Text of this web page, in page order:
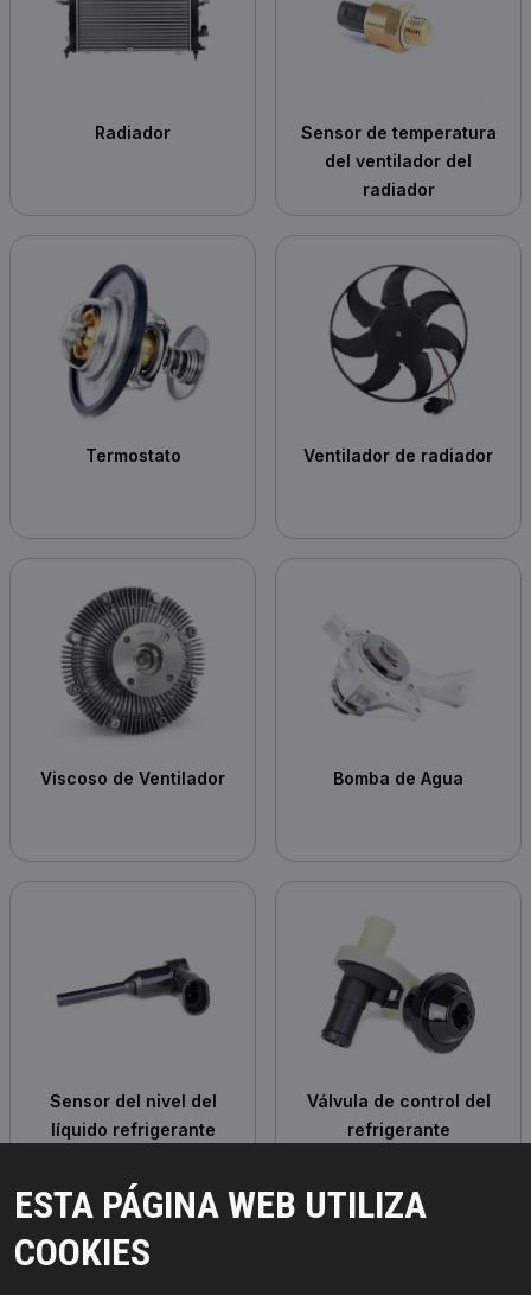
ESTA PÁGINA WEB UTILIZA
COOKIES
Radiador
Sensor de temperatura
del ventilador del
radiador
Termostato Ventilador de radiador
Viscoso de Ventilador Bomba de Agua
Sensor del nivel del
líquido refrigerante
Válvula de control del
refrigerante